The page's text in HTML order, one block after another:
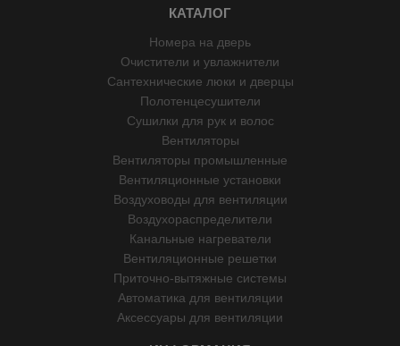
КАТАЛОГ
Номера на дверь
Очистители и увлажнители
Сантехнические люки и дверцы
Полотенцесушители
Сушилки для рук и волос
Вентиляторы
Вентиляторы промышленные
Вентиляционные установки
Воздуховоды для вентиляции
Воздухораспределители
Канальные нагреватели
Вентиляционные решетки
Приточно-вытяжные системы
Автоматика для вентиляции
Аксессуары для вентиляции